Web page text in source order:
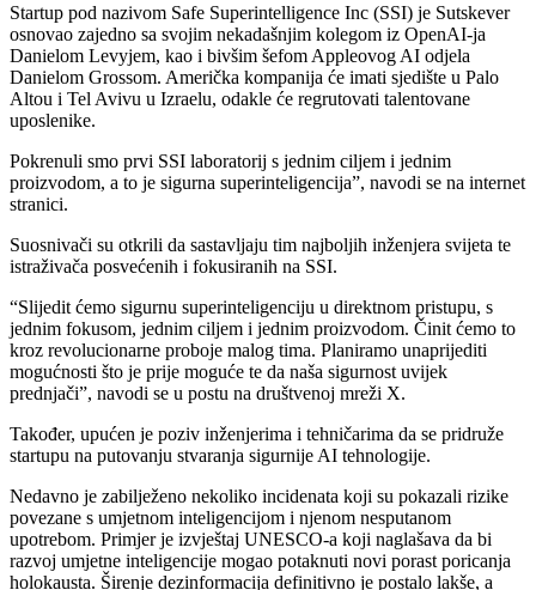
Startup pod nazivom Safe Superintelligence Inc (SSI) je Sutskever
osnovao zajedno sa svojim nekadašnjim kolegom iz OpenAI-ja
Danielom Levyjem, kao i bivšim šefom Appleovog AI odjela
Danielom Grossom. Američka kompanija će imati sjedište u Palo
Altou i Tel Avivu u Izraelu, odakle će regrutovati talentovane
uposlenike.
Pokrenuli smo prvi SSI laboratorij s jednim ciljem i jednim
proizvodom, a to je sigurna superinteligencija”, navodi se na internet
stranici.
Suosnivači su otkrili da sastavljaju tim najboljih inženjera svijeta te
istraživača posvećenih i fokusiranih na SSI.
“Slijedit ćemo sigurnu superinteligenciju u direktnom pristupu, s
jednim fokusom, jednim ciljem i jednim proizvodom. Činit ćemo to
kroz revolucionarne proboje malog tima. Planiramo unaprijediti
mogućnosti što je prije moguće te da naša sigurnost uvijek
prednjači”, navodi se u postu na društvenoj mreži X.
Također, upućen je poziv inženjerima i tehničarima da se pridruže
startupu na putovanju stvaranja sigurnije AI tehnologije.
Nedavno je zabilježeno nekoliko incidenata koji su pokazali rizike
povezane s umjetnom inteligencijom i njenom nesputanom
upotrebom. Primjer je izvještaj UNESCO-a koji naglašava da bi
razvoj umjetne inteligencije mogao potaknuti novi porast poricanja
holokausta. Širenje dezinformacija definitivno je postalo lakše, a